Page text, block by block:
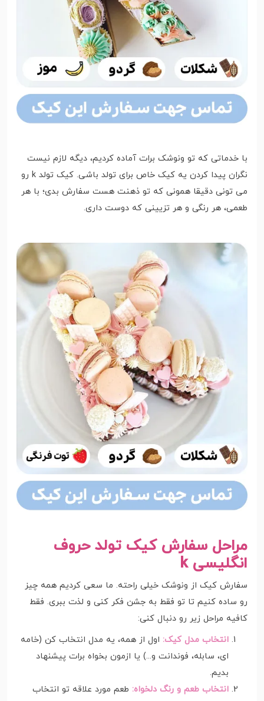
با خدماتی که تو ونوشک برات آماده کردیم، دیگه لازم نیست
نگران پیدا کردن یه کیک خاص برای تولد باشی. کیک تولد k رو
می تونی دقیقا همونی که تو ذهنت هست سفارش بدی؛ با هر
طعمی، هر رنگی و هر تزیینی که دوست داری.
مراحل سفارش کیک تولد حروف
انگلیسی k
سفارش کیک از ونوشک خیلی راحته. ما سعی کردیم همه چیز
رو ساده کنیم تا تو فقط به جشن فکر کنی و لذت ببری. فقط
کافیه مراحل زیر رو دنبال کنی:
انتخاب مدل کیک: اول از همه، یه مدل انتخاب کن (خامه
ای، سابله، فوندانت و...) یا ازمون بخواه برات پیشنهاد
بدیم.
انتخاب طعم و رنگ دلخواه: طعم مورد علاقه تو انتخاب